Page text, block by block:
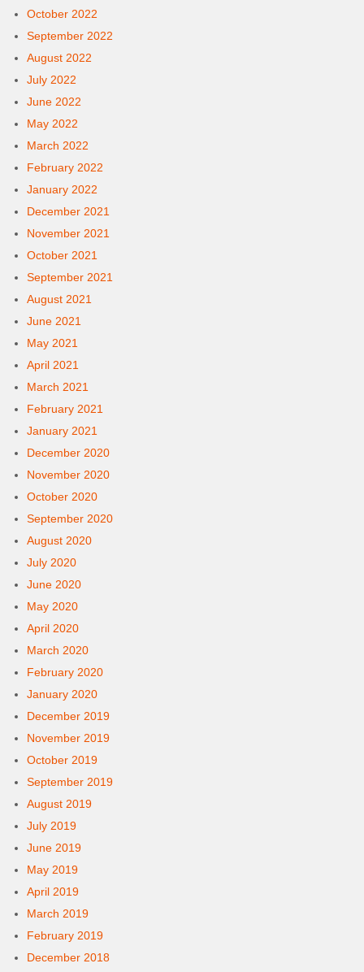
October 2022
September 2022
August 2022
July 2022
June 2022
May 2022
March 2022
February 2022
January 2022
December 2021
November 2021
October 2021
September 2021
August 2021
June 2021
May 2021
April 2021
March 2021
February 2021
January 2021
December 2020
November 2020
October 2020
September 2020
August 2020
July 2020
June 2020
May 2020
April 2020
March 2020
February 2020
January 2020
December 2019
November 2019
October 2019
September 2019
August 2019
July 2019
June 2019
May 2019
April 2019
March 2019
February 2019
December 2018